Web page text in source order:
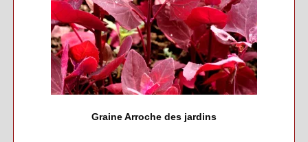
Graine Arroche des jardins